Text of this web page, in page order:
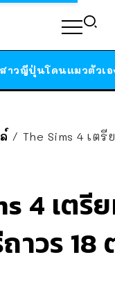
/ The Sims 4 เตรียมเปิด โ
4 เตรี
าวร 18